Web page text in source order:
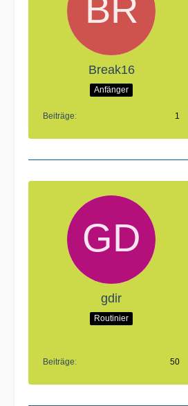
Break16
Anfänger
Beiträge 1
gdir
Routinier
Beiträge 50